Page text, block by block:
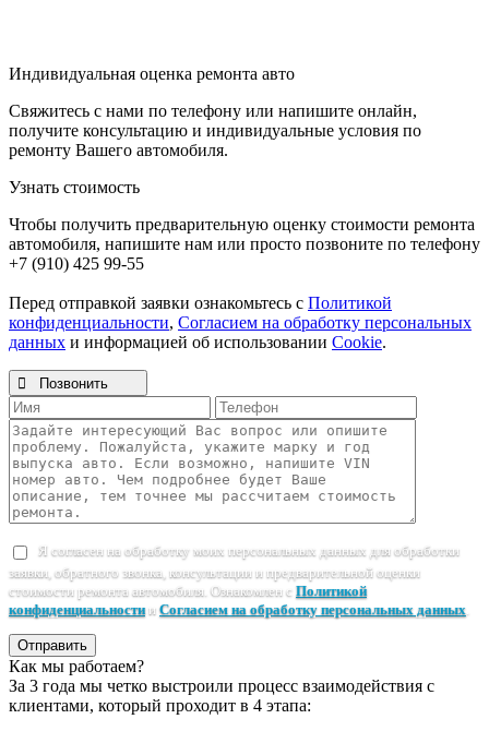
Индивидуальная оценка ремонта авто
Свяжитесь с нами по телефону или напишите онлайн,
получите консультацию и индивидуальные условия по
ремонту Вашего автомобиля.
Узнать стоимость
Чтобы получить предварительную оценку стоимости ремонта
автомобиля, напишите нам или просто позвоните по телефону
+7 (910) 425 99-55
Перед отправкой заявки ознакомьтесь с Политикой
конфиденциальности, Согласием на обработку персональных
данных и информацией об использовании Cookie.
 Позвонить
Я согласен на обработку моих персональных данных для обработки
заявки, обратного звонка, консультации и предварительной оценки
стоимости ремонта автомобиля. Ознакомлен с Политикой
конфиденциальностии Согласием на обработку персональных данных
Отправить
Как мы работаем?
За 3 года мы четко выстроили процесс взаимодействия с
клиентами, который проходит в 4 этапа: